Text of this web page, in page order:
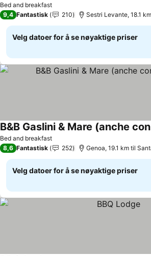
Bed and breakfast
9,4 Fantastisk 210 Sestri Levante, 18.1
Velg datoer for å se nøyaktige priser
Bed and breakfast
B&B Gaslini & Mare (anche
8,6 Fantastisk 252 Genoa, 19.1 km til
Velg datoer for å se nøyaktige priser